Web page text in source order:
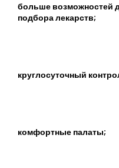
больше возможностей
подбора лекарств;
круглосуточный
комфортные палаты;